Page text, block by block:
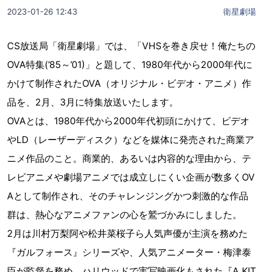
2023-01-26 12:43 衛星劇場
CS放送局「衛星劇場」では、「VHSを巻き戻せ！俺たちの
OVA特集(’85～’01)」と題して、1980年代から2000年代に
かけて制作されたOVA（オリジナル・ビデオ・アニメ）作
品を、2月、3月に特集放送いたします。
OVAとは、1980年代から2000年代初頭にかけて、ビデオ
やLD（レーザーディスク）などを媒体に発売された商業ア
ニメ作品のこと。商業的、あるいは内容的な理由から、テ
レビアニメや劇場アニメでは成立しにくい企画が数多くOV
Aとして制作され、そのチャレンジングかつ刺激的な作品
群は、熱心なアニメファンの心を鷲づかみにしました。
2月は川村万梨阿や松井菜桜子ら人気声優が主演を務めた
『ガルフォース』シリーズや、人気アニメーター・梅津泰